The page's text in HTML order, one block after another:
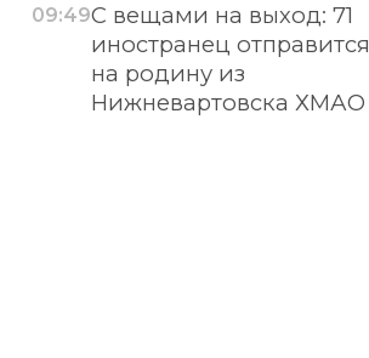
09:49С вещами на выход: 71
иностранец отправится
на родину из
Нижневартовска ХМАО